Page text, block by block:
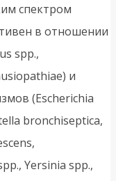
спектром
в отношении
spp.,
и
(Escherichia
bronchiseptica,
Yersinia spp.,